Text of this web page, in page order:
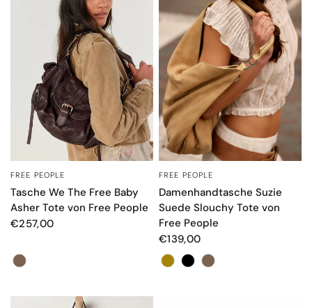
SCHNELLANSICHT
FREE PEOPLE
Tasche We The Free Baby
Asher Tote von Free People
€257,00
Color
SCHNELLANSICHT
FREE PEOPLE
Damenhandtasche Suzie
Suede Slouchy Tote von
Free People
€139,00
Farbe